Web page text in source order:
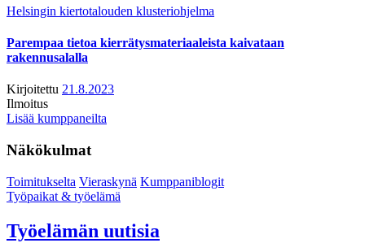
Helsingin kiertotalouden klusteriohjelma
Parempaa tietoa kierrätysmateriaaleista kaivataan
rakennusalalla
Kirjoitettu 21.8.2023
Ilmoitus
Lisää kumppaneilta
Näkökulmat
Toimitukselta Vieraskynä Kumppaniblogit
Työpaikat & työelämä
Työelämän uutisia